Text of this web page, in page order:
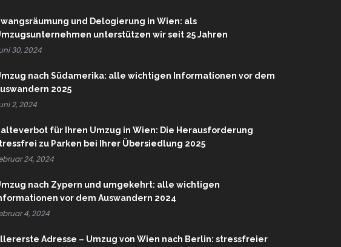
und Delogierung in Wien: als
unterstützen wir seit 25 Jahren
30, 2024
nach Südamerika: alle wichtigen Informationen vor dem
2025
2, 2024
für Ihren Umzug in Wien: Die Herausforderung
zu Parken bei Ihrer Übersiedlung 2025
24, 2024
nach Zypern und umgekehrt: alle wichtigen
vor dem Auswandern 2024
4, 2024
Adresse – Umzug von Wien nach Berlin: stressfreier